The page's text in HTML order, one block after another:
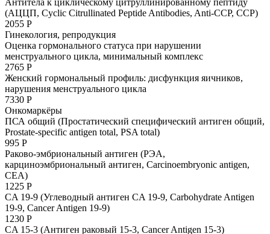
(АЦЦП, Cyclic Citrullinated Peptide Antibodies, Anti-CCP, CCP)
2055 Р
Гинекология, репродукция
Оценка гормонального статуса при нарушении
менструального цикла, минимальный комплекс
2765 Р
Женский гормональный профиль: дисфункция яичников,
нарушения менструального цикла
7330 Р
Онкомаркёры
ПСА общий (Простатический специфический антиген общий,
Prostate-specific antigen total, PSA total)
995 Р
Раково-эмбриональный антиген (РЭА,
карциноэмбриональный антиген, Carcinoembryonic antigen,
CEA)
1225 Р
CA 19­-9 (Углеводный антиген CA 19-­9, Carbohydrate Antigen
19-­9, Cancer Antigen 19­-9)
1230 Р
CA 15-­3 (Антиген раковый 15­-3, Cancer Antigen 15­-3)